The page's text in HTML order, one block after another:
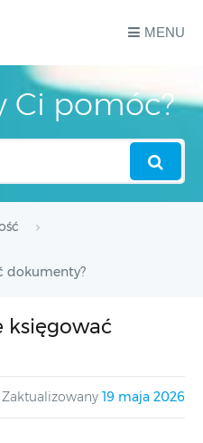
MENU
Ci pomóc?
dokumenty?
księgować
Zaktualizowany 19 maja 2026